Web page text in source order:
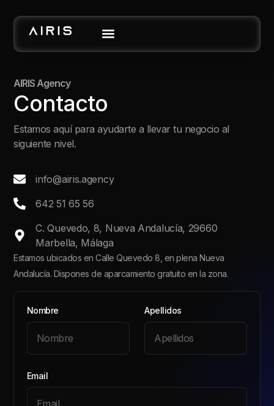
AIRIS Agency
Contacto
Estamos aquí para ayudarte a llevar tu negocio al
siguiente nivel.
info@airis.agency
642 51 65 56
C. Quevedo, 8, Nueva Andalucía, 29660
Marbella, Málaga
Estamos ubicados en Calle Quevedo 8, en plena Nueva
Andalucía. Dispones de aparcamiento gratuito en la zona.
Nombre Apellidos
Email